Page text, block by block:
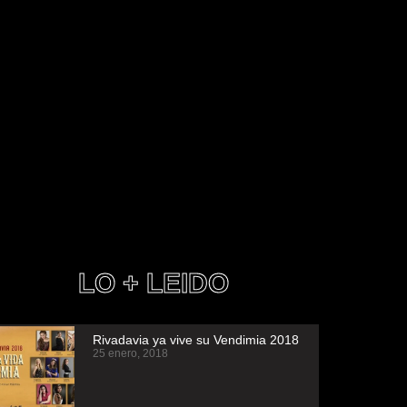
LO + LEIDO
Rivadavia ya vive su Vendimia 2018
25 enero, 2018